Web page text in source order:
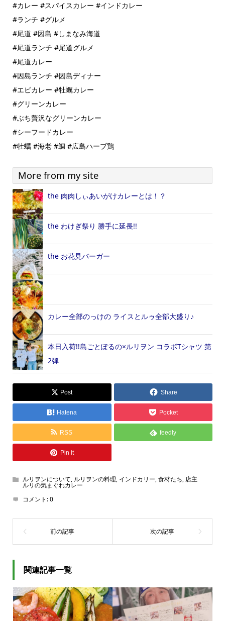
#カレー #スパイスカレー #インドカレー
#ランチ #グルメ
#尾道 #因島 #しまなみ海道
#尾道ランチ #尾道グルメ
#尾道カレー
#因島ランチ #因島ディナー
#エビカレー #牡蠣カレー
#グリーンカレー
#ぶち贅沢なグリーンカレー
#シーフードカレー
#牡蠣 #海老 #鯛 #広島ハーブ鶏
More from my site
the 肉肉しぃあいがけカレーとは！？
the わけぎ祭り 勝手に延長!!
the お花見バーガー
カレー全部のっけの ライスとルゥ全部大盛り♪
本日入荷!!島ごとぽるの×ルリヲン コラボTシャツ 第
2弾
Post Share
Hatena Pocket
RSS feedly
Pin it
ルリヲンについて, ルリヲンの料理, インドカリー,食材たち, 店主
ルリの気まぐれカレー
コメント:0
関連記事一覧